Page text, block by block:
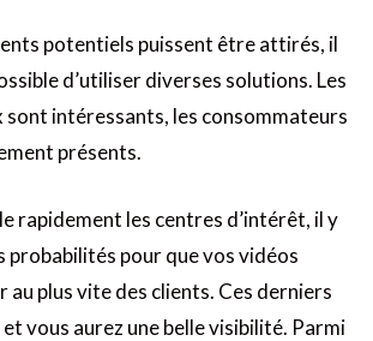
potentiels puissent être attirés, il
d’utiliser diverses solutions. Les
sont intéressants, les consommateurs
présents.
rapidement les centres d’intérêt, il y
probabilités pour que vos vidéos
au plus vite des clients. Ces derniers
vous aurez une belle visibilité. Parmi